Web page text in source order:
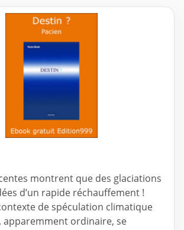
montrent que des glaciations
d’un rapide réchauffement !
de spéculation climatique
apparemment ordinaire, se